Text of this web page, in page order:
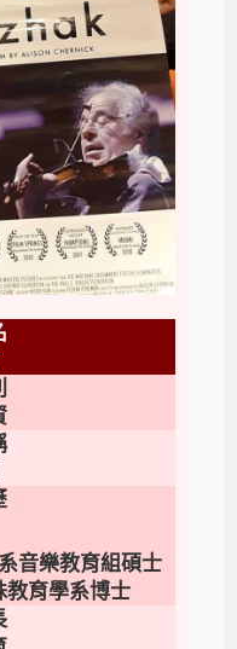
音樂教育組碩士
教育學系博士